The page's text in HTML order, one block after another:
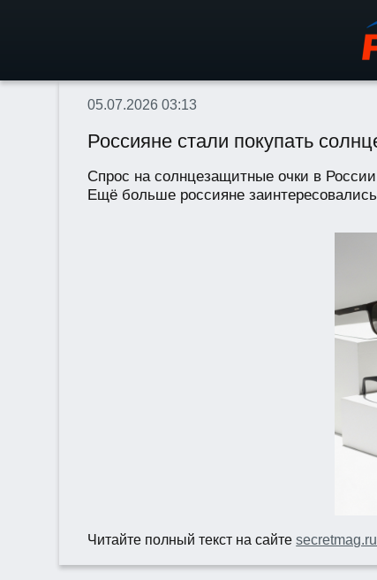
05.07.2026 03:13
Россияне стали покупать
Спрос на солнцезащитные очки в
Ещё больше россияне
Читайте полный текст на сайтеsecretmag.ru